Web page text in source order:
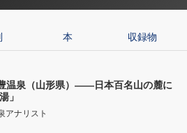
本 収録物
温泉（山形県）――日本百名山の麓に
」
アナリスト